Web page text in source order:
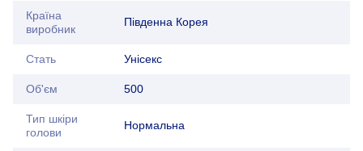
Країна
виробник
Південна Корея
Стать Унісекс
Об'єм 500
Тип шкіри
голови
Нормальна